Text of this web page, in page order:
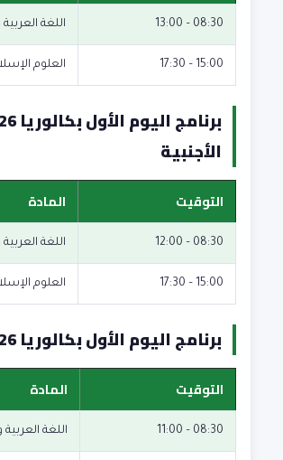
08:30 – 13:00 اللغة العربية
15:00 – 17:30 العلوم
الأجنبية
التوقيت المادة
08:30 – 12:00 اللغة العربية
15:00 – 17:30 العلوم
برنامج اليوم الأول بكالوريا 2026 شعبة الفنون
التوقيت المادة
08:30 – 11:00 اللغة العربية